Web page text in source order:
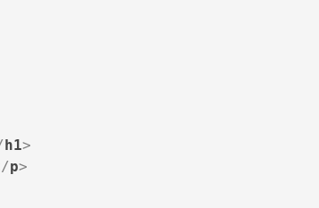
h1>
p>